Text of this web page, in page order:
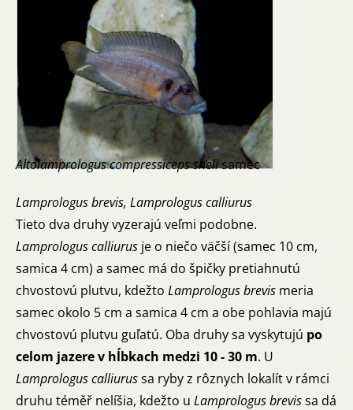
Altolamprologus compressiceps shellsamec
Lamprologus brevis, Lamprologus calliurus
Tieto dva druhy vyzerajú veľmi podobne.
Lamprologus calliurus je o niečo väčší (samec 10 cm,
samica 4 cm) a samec má do špičky pretiahnutú
chvostovú plutvu, kdežto Lamprologus brevis meria
samec okolo 5 cm a samica 4 cm a obe pohlavia majú
chvostovú plutvu guľatú. Oba druhy sa vyskytujú po
celom jazere v hĺbkach medzi 10 - 30 m. U
Lamprologus calliurussa ryby z rôznych lokalít v rámci
druhu téměř nelíšia, kdežto u Lamprologus brevissa dá